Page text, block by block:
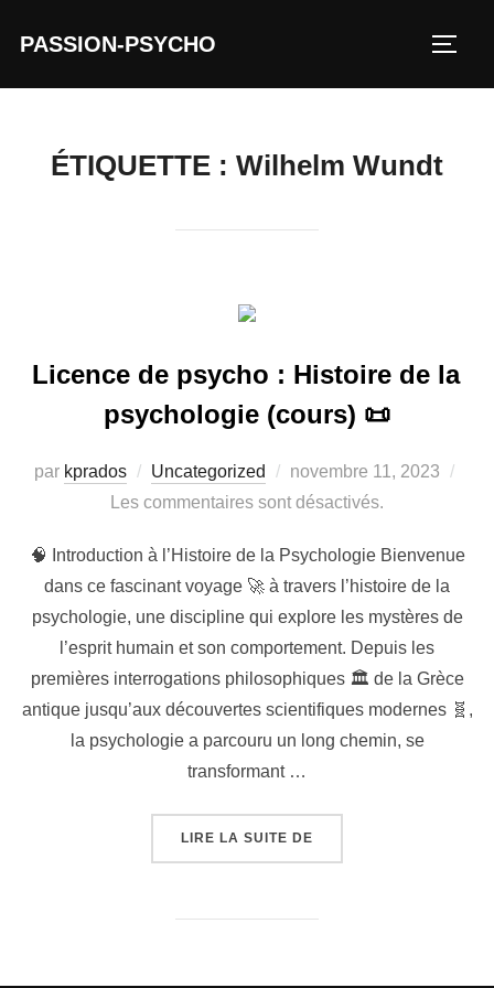
PASSION-PSYCHO
ÉTIQUETTE : Wilhelm Wundt
Licence de psycho : Histoire de la
psychologie (cours) 📜
par kprados Uncategorized
Publié
le
novembre 11, 2023
Les commentaires sont désactivés.
🧠 Introduction à l’Histoire de la Psychologie Bienvenue
dans ce fascinant voyage 🚀 à travers l’histoire de la
psychologie, une discipline qui explore les mystères de
l’esprit humain et son comportement. Depuis les
premières interrogations philosophiques 🏛️ de la Grèce
antique jusqu’aux découvertes scientifiques modernes 🧬,
la psychologie a parcouru un long chemin, se
transformant …
LIRE LA SUITE DE